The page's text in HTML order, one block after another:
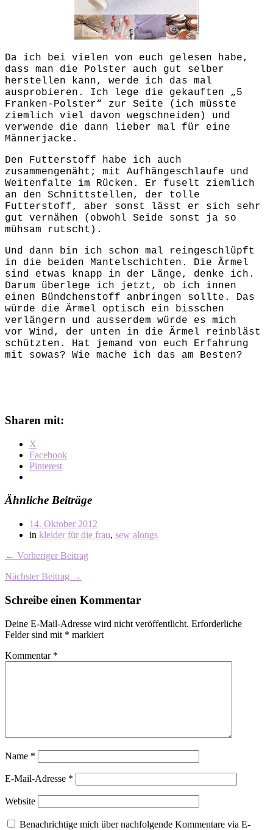
Da ich bei vielen von euch gelesen habe,
dass man die Polster auch gut selber
herstellen kann, werde ich das mal
ausprobieren. Ich lege die gekauften „5
Franken-Polster“ zur Seite (ich müsste
ziemlich viel davon wegschneiden) und
verwende die dann lieber mal für eine
Männerjacke.
Den Futterstoff habe ich auch
zusammengenäht; mit Aufhängeschlaufe und
Weitenfalte im Rücken. Er fuselt ziemlich
an den Schnittstellen, der tolle
Futterstoff, aber sonst lässt er sich sehr
gut vernähen (obwohl Seide sonst ja so
mühsam rutscht).
Und dann bin ich schon mal reingeschlüpft
in die beiden Mantelschichten. Die Ärmel
sind etwas knapp in der Länge, denke ich.
Darum überlege ich jetzt, ob ich innen
einen Bündchenstoff anbringen sollte. Das
würde die Ärmel optisch ein bisschen
verlängern und ausserdem würde es mich
vor Wind, der unten in die Ärmel reinbläst
schützten. Hat jemand von euch Erfahrung
mit sowas? Wie mache ich das am Besten?
Sharen mit:
X
Facebook
Pinterest
Ähnliche Beiträge
14. Oktober 2012
in kleider für die frau, sew alongs
← Vorheriger Beitrag
Nächster Beitrag →
Schreibe einen Kommentar
Deine E-Mail-Adresse wird nicht veröffentlicht. Erforderliche
Felder sind mit * markiert
Kommentar *
Name *
E-Mail-Adresse *
Website
Benachrichtige mich über nachfolgende Kommentare via E-